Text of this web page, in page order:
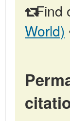
Find
World)